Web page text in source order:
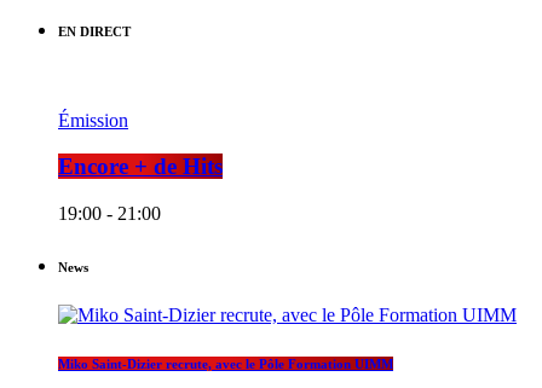
EN DIRECT
Émission
Encore + de Hits
19:00 - 21:00
News
Miko Saint-Dizier recrute, avec le Pôle Formation UIMM